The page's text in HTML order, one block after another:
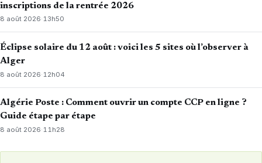
inscriptions de la rentrée 2026
8 août 2026·13h50
Éclipse solaire du 12 août : voici les 5 sites où l’observer à
Alger
8 août 2026·12h04
Algérie Poste : Comment ouvrir un compte CCP en ligne ?
Guide étape par étape
8 août 2026·11h28